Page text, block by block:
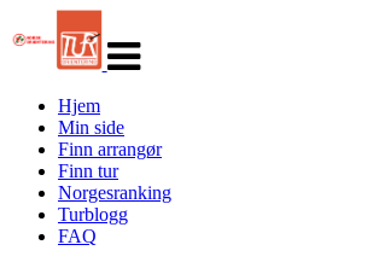
navigasjon
Hjem
Min side
Finn arrangør
Finn tur
Norgesranking
Turblogg
FAQ